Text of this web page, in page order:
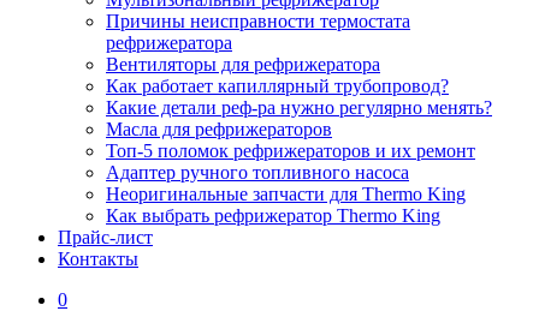
Причины неисправности термостата
рефрижератора
Вентиляторы для рефрижератора
Как работает капиллярный трубопровод?
Какие детали реф-ра нужно регулярно менять?
Масла для рефрижераторов
Топ-5 поломок рефрижераторов и их ремонт
Адаптер ручного топливного насоса
Неоригинальные запчасти для Thermo King
Как выбрать рефрижератор Thermo King
Прайс-лист
Контакты
0